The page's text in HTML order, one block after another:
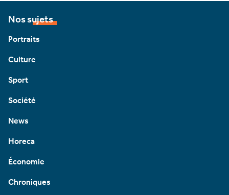
Nos sujets
Portraits
Culture
Sport
Société
News
Horeca
Économie
Chroniques